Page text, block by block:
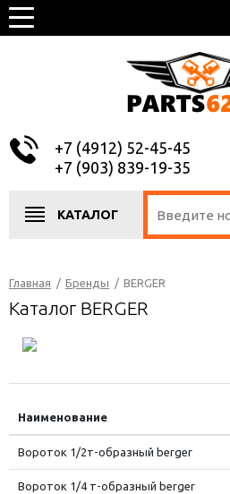
+7 (4912) 52-45-45
+7 (903) 839-19-35
КАТАЛОГ
Главная / Бренды / BERGER
Каталог BERGER
Наименование
Вороток 1/2т-образный berger
Вороток 1/4 т-образный berger